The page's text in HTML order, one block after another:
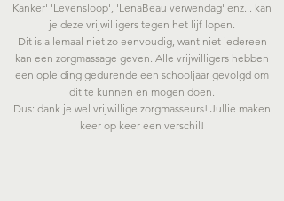
Kanker' 'Levensloop', 'LenaBeau verwendag' enz... kan
je deze vrijwilligers tegen het lijf lopen.
Dit is allemaal niet zo eenvoudig, want niet iedereen
kan een zorgmassage geven. Alle vrijwilligers hebben
een opleiding gedurende een schooljaar gevolgd om
dit te kunnen en mogen doen.
Dus: dank je wel vrijwillige zorgmasseurs! Jullie maken
keer op keer een verschil!